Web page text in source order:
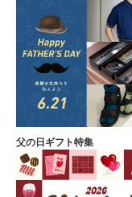
父の日ギフト特集